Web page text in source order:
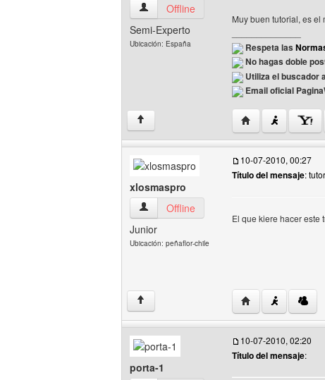
help-4-pwg Ver perfil del usuario
Offline
Semi-Experto
Ubicación: España
Muy buen tutorial, es el
Respeta las
No hagas doble
Utiliza el buscador
Email oficial
↑ Visitar sitio web
xlosmaspro
xlosmaspro Ver perfil del usuario
Offline
Junior
Ubicación: peñaflor-chile
10-07-2010, 00:27
Título del mensaje:
El que kiere hacer este
↑ Visitar sitio web
porta-1
10-07-2010, 02:20
Título del mensaje: